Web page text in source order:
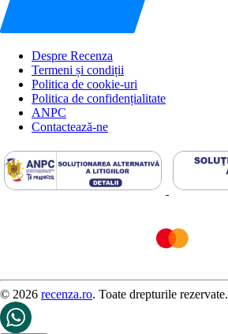
Despre Recenza
Termeni și condiții
Politica de cookie-uri
Politica de confidențialitate
ANPC
Contactează-ne
© 2026 recenza.ro. Toate drepturile rezervate.